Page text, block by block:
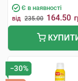
Є в наявності
від 235.00 164.50
−30%